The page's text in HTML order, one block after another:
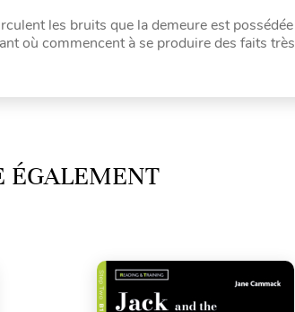
les bruits que la demeure est possédée
où commencent à se produire des faits très
ÉGALEMENT